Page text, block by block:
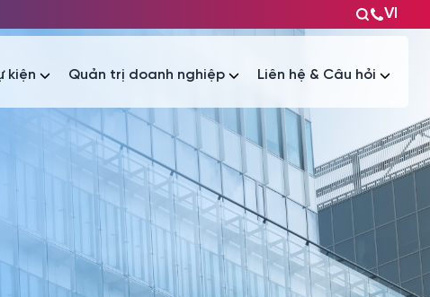
VI
Tài liệu
kiện Quản trị doanh nghiệp Liên hệ & Câu hỏi